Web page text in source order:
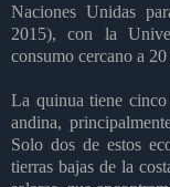
Naciones Unidas
2015), con la
consumo cercano a
La quinua tiene
andina,
Solo dos de estos
tierras bajas de la